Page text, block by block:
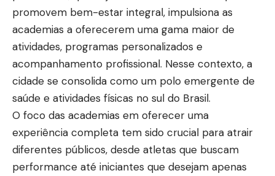
promovem bem-estar integral, impulsiona as
academias a oferecerem uma gama maior de
atividades, programas personalizados e
acompanhamento profissional. Nesse contexto, a
cidade se consolida como um polo emergente de
saúde e atividades físicas no sul do Brasil.
O foco das academias em oferecer uma
experiência completa tem sido crucial para atrair
diferentes públicos, desde atletas que buscam
performance até iniciantes que desejam apenas